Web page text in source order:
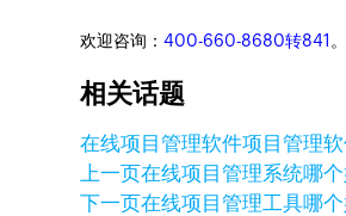
欢迎咨询：400-660-8680转841
相关话题
在线项目管理软件项目管理
上一页在线项目管理系统哪
下一页在线项目管理工具哪